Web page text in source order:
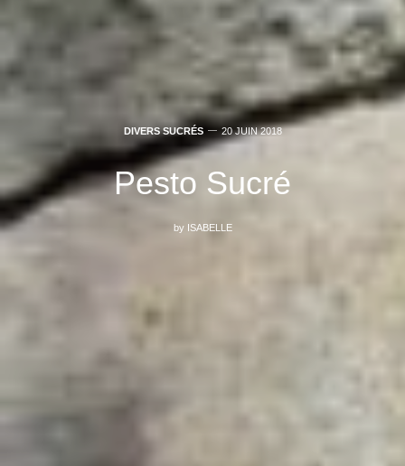
DIVERS SUCRÉS 20 JUIN 2018
Pesto Sucré
by ISABELLE